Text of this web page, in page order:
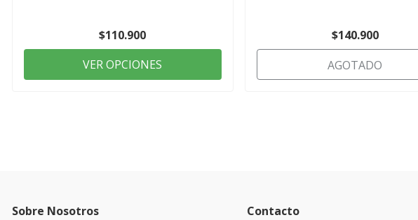
$110.900
VER OPCIONES
$140.900
AGOTADO
Sobre Nosotros Contacto